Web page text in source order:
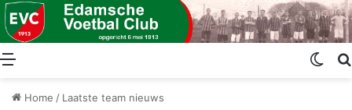
Menu
Home / Laatste team nieuws